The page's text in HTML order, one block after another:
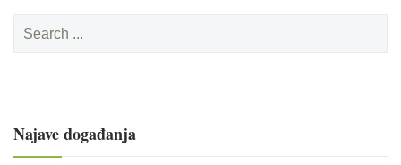
for:
Najave događanja